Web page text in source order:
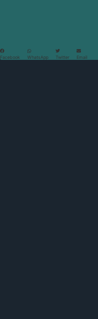
Facebook WhatsApp Twitter Email